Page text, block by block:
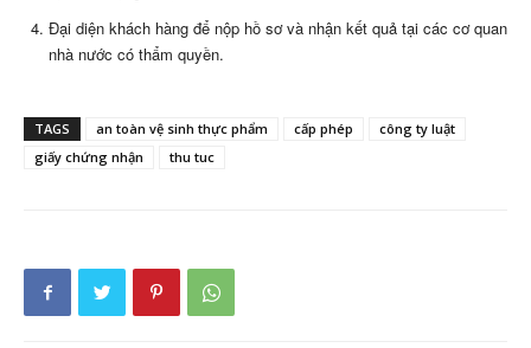
Đại diện khách hàng để nộp hồ sơ và nhận kết quả tại các cơ quan
nhà nước có thẩm quyền.
TAGS an toàn vệ sinh thực phẩm cấp phép
công ty luật
giấy chứng nhận
thu tuc